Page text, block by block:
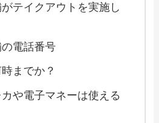
最新】MKレストランで人気の
ウト（お持ち帰り）メニュー
すめ商品や予約・注文方法も紹
最新】まいもん寿司で人気のテ
商品や予約・注文方法も紹介
テイクアウトを実施し
電話番号
までか？
や電子マネーは使える